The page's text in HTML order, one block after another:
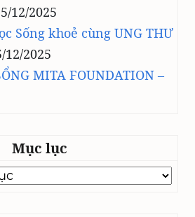
12/2025
Sống khoẻ cùng UNG THƯ
12/2025
MITA FOUNDATION –
Mục lục